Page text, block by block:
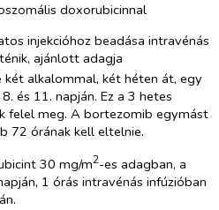
doxorubicinnal
injekcióhoz beadása intravénás
ajánlott adagja
két alkalommal, két héten át, egy
és 11. napján. Ez a 3 hetes
felel meg. A bortezomib egymást
72 órának kell eltelnie.
30 mg/m2-es adagban, a
1 órás intravénás infúzióban